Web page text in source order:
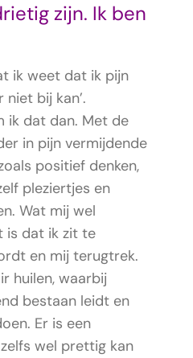
zijn. Ik ben
ik weet dat ik pijn
niet bij kan’.
ik dat dan. Met de
in pijn vermijdende
positief denken,
pleziertjes en
Wat mij wel
is dat ik zit te
en mij terugtrek.
huilen, waarbij
bestaan leidt en
Er is een
wel prettig kan